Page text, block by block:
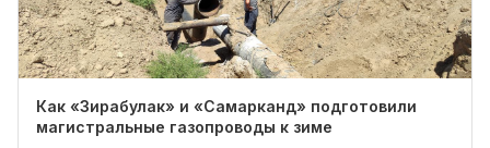
Как «Зирабулак» и «Самарканд» подготовили
магистральные газопроводы к зиме